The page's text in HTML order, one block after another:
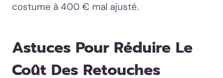
costume à 400 € mal ajusté.
Astuces Pour Réduire Le
Coût Des Retouches